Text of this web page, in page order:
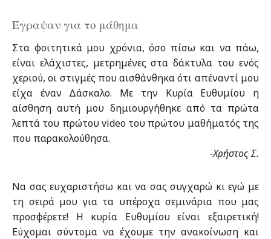
Έγραψαν για το μάθημα
Στα φοιτητικά μου χρόνια, όσο πίσω και να πάω,
είναι ελάχιστες, μετρημένες στα δάκτυλα του ενός
χεριού, οι στιγμές που αισθάνθηκα ότι απέναντί μου
είχα έναν Δάσκαλο. Με την Κυρία Ευθυμίου η
αίσθηση αυτή μου δημιουργήθηκε από τα πρώτα
λεπτά του πρώτου video του πρώτου μαθήματός της
που παρακολούθησα.
-Χρήστος Σ.
Να σας ευχαριστήσω και να σας συγχαρώ κι εγώ με
τη σειρά μου για τα υπέροχα σεμινάρια που μας
προσφέρετε! Η κυρία Ευθυμίου είναι εξαιρετική!
Εύχομαι σύντομα να έχουμε την ανακοίνωση και